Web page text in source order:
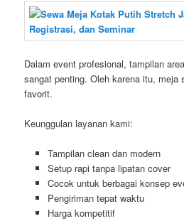
Dalam event profesional, tampilan
sangat penting. Oleh karena itu, meja
favorit.
Keunggulan layanan kami:
Tampilan clean dan modern
Setup rapi tanpa lipatan cover
Cocok untuk berbagai konsep
Pengiriman tepat waktu
Harga kompetitif